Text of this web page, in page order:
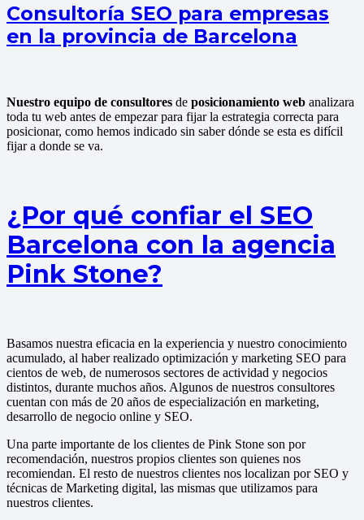
Consultoría SEO para empresas
en la provincia de Barcelona
Nuestro equipo de consultores de posicionamiento web analizara
toda tu web antes de empezar para fijar la estrategia correcta para
posicionar, como hemos indicado sin saber dónde se esta es difícil
fijar a donde se va.
¿Por qué confiar el SEO
Barcelona con la agencia
Pink Stone?
Basamos nuestra eficacia en la experiencia y nuestro conocimiento
acumulado, al haber realizado optimización y marketing SEO para
cientos de web, de numerosos sectores de actividad y negocios
distintos, durante muchos años. Algunos de nuestros consultores
cuentan con más de 20 años de especialización en marketing,
desarrollo de negocio online y SEO.
Una parte importante de los clientes de Pink Stone son por
recomendación, nuestros propios clientes son quienes nos
recomiendan. El resto de nuestros clientes nos localizan por SEO y
técnicas de Marketing digital, las mismas que utilizamos para
nuestros clientes.